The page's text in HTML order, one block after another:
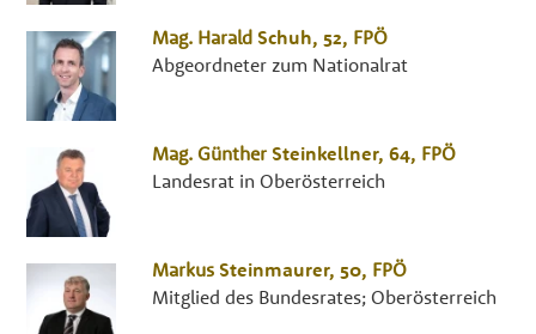
Mag. Harald Schuh, 52, FPÖ
Abgeordneter zum Nationalrat
Mag. Günther Steinkellner, 64, FPÖ
Landesrat in Oberösterreich
Markus Steinmaurer, 50, FPÖ
Mitglied des Bundesrates; Oberösterreich